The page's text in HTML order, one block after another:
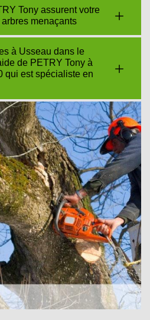
Tony assurent votre
menaçants
à Usseau dans le
de PETRY Tony à
qui est spécialiste en